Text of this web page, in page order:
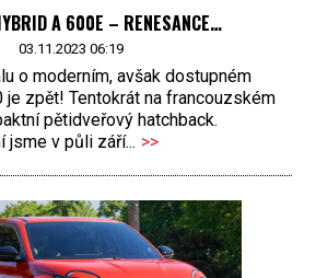
A 600E – RENESANCE…
03.11.2023 06:19
o moderním, avšak dostupném
je zpět! Tentokrát na francouzském
pětidveřový hatchback.
jsme v půli září... >>